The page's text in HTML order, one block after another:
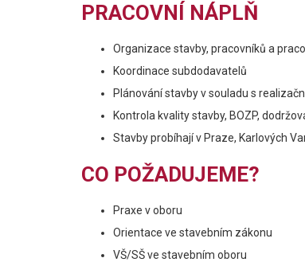
PRACOVNÍ NÁPLŇ
Organizace stavby, pracovníků a
Koordinace subdodavatelů
Plánování stavby v souladu s
Kontrola kvality stavby, BOZP,
Stavby probíhají v Praze, Karlových
CO POŽADUJEME?
Praxe v oboru
Orientace ve stavebním zákonu
VŠ/SŠ ve stavebním oboru